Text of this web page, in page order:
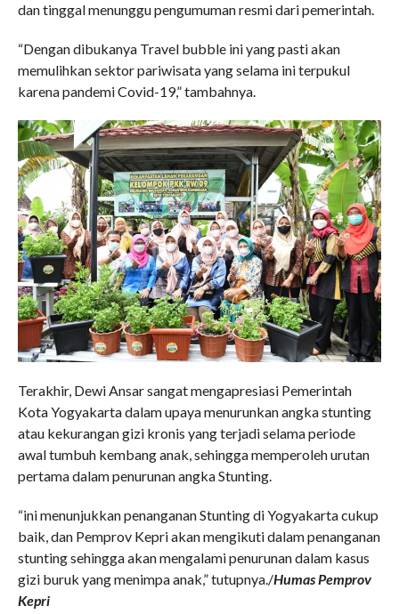
dan tinggal menunggu pengumuman resmi dari pemerintah.
“Dengan dibukanya Travel bubble ini yang pasti akan
memulihkan sektor pariwisata yang selama ini terpukul
karena pandemi Covid-19,” tambahnya.
Terakhir, Dewi Ansar sangat mengapresiasi Pemerintah
Kota Yogyakarta dalam upaya menurunkan angka stunting
atau kekurangan gizi kronis yang terjadi selama periode
awal tumbuh kembang anak, sehingga memperoleh urutan
pertama dalam penurunan angka Stunting.
“ini menunjukkan penanganan Stunting di Yogyakarta cukup
baik, dan Pemprov Kepri akan mengikuti dalam penanganan
stunting sehingga akan mengalami penurunan dalam kasus
gizi buruk yang menimpa anak,” tutupnya./Humas Pemprov
Kepri